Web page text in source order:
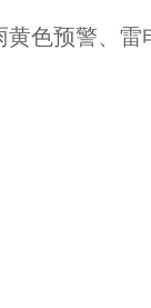
预警、雷